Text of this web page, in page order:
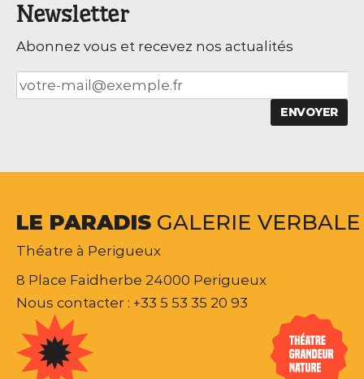
Newsletter
Abonnez vous et recevez nos actualités
LE PARADIS GALERIE VERBALE
Théatre à Perigueux
8 Place Faidherbe 24000 Perigueux
Nous contacter : +33 5 53 35 20 93